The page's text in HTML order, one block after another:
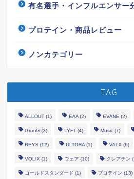
有名選手・インフルエンサー
プロテイン・商品レビュー
ノンカテゴリー
TAG
ALLOUT (1) EAA (2) EVANE (2)
GronG (3) LYFT (4) Music (7)
REYS (12) ULTORA (1) VALX (6)
VOLIX (1) ウェア (10) クレアチン
ゴールドスタンダード (1) プロテイン (13)